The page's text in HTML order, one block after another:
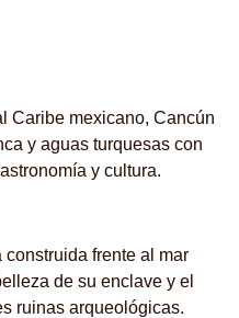
Caribe mexicano, Cancún
y aguas turquesas con
y cultura.
construida frente al mar
de su enclave y el
ruinas arqueológicas.